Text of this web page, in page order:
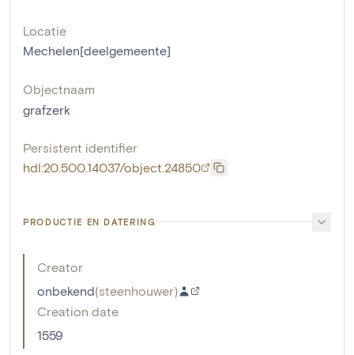
Locatie
Mechelen[deelgemeente]
Objectnaam
grafzerk
Persistent identifier
hdl:20.500.14037/object.24850
PRODUCTIE EN DATERING
Creator
onbekend(steenhouwer)
Creation date
1559